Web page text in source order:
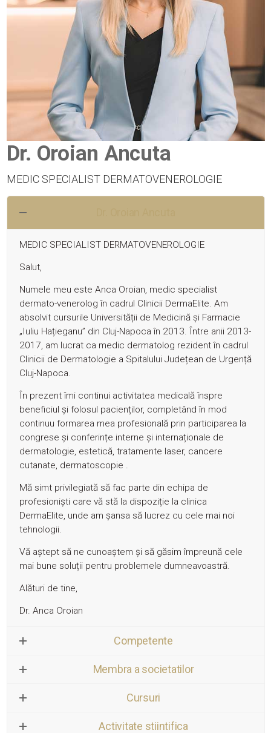
Dr. Oroian Ancuta
MEDIC SPECIALIST DERMATOVENEROLOGIE
MEDIC SPECIALIST DERMATOVENEROLOGIE
Salut,
Numele meu este Anca Oroian, medic specialist
dermato-venerolog în cadrul Clinicii DermaElite. Am
absolvit cursurile Universității de Medicină și Farmacie
„Iuliu Hațieganu” din Cluj-Napoca în 2013. Între anii 2013-
2017, am lucrat ca medic dermatolog rezident în cadrul
Clinicii de Dermatologie a Spitalului Județean de Urgență
Cluj-Napoca.
În prezent îmi continui activitatea medicală înspre
beneficiul și folosul pacienților, completând în mod
continuu formarea mea profesională prin participarea la
congrese și conferințe interne și internaționale de
dermatologie, estetică, tratamente laser, cancere
cutanate, dermatoscopie .
Mă simt privilegiată să fac parte din echipa de
profesioniști care vă stă la dispoziție la clinica
DermaElite, unde am șansa să lucrez cu cele mai noi
tehnologii.
Vă aștept să ne cunoaștem și să găsim împreună cele
mai bune soluții pentru problemele dumneavoastră.
Alături de tine,
Dr. Anca Oroian
Competente
Membra a societatilor
Cursuri
Activitate stiintifica